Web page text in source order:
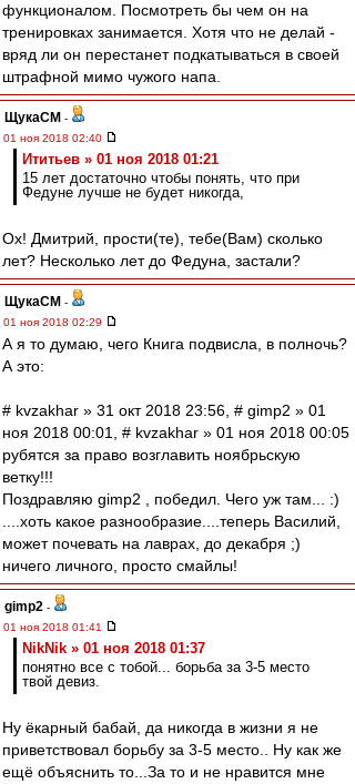
функционалом. Посмотреть бы чем он на
тренировках занимается. Хотя что не делай -
вряд ли он перестанет подкатываться в своей
штрафной мимо чужого напа.
ЩукаСМ -
01 ноя 2018 02:40
Ититьев » 01 ноя 2018 01:21
15 лет достаточно чтобы понять, что при
Федуне лучше не будет никогда,
Ох! Дмитрий, прости(те), тебе(Вам) сколько
лет? Несколько лет до Федуна, застали?
ЩукаСМ -
01 ноя 2018 02:29
А я то думаю, чего Книга подвисла, в полночь?
А это:
# kvzakhar » 31 окт 2018 23:56, # gimp2 » 01
ноя 2018 00:01, # kvzakhar » 01 ноя 2018 00:05
рубятся за право возглавить ноябрьскую
ветку!!!
Поздравляю gimp2 , победил. Чего уж там... :)
....хоть какое разнообразие....теперь Василий,
может почевать на лаврах, до декабря ;)
ничего личного, просто смайлы!
gimp2 -
01 ноя 2018 01:41
NikNik » 01 ноя 2018 01:37
понятно все с тобой... борьба за 3-5 место
твой девиз.
Ну ёкарный бабай, да никогда в жизни я не
приветствовал борьбу за 3-5 место.. Ну как же
ещё объяснить то...За то и не нравится мне